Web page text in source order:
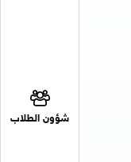
شؤون الطلاب